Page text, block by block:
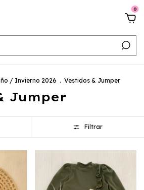
0
/ Invierno 2026 . Vestidos & Jumper
Jumper
Filtrar